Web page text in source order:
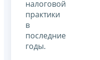
налоговой
практики
в
последние
годы.